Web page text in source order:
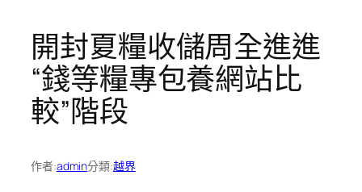
開封夏糧收儲周全進進
“錢等糧專包養網站比
較”階段
作者:admin分類:越界